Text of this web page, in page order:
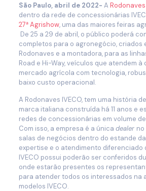
São Paulo, abril de 2022- A Rodonaves
dentro da rede de concessionárias
27ᵃ Agrishow, uma das maiores feiras
De 25 a 29 de abril, o público poderá
completos para o agronegócio, criados
Rodonaves e a montadora, para as
Road e Hi-Way, veículos que atendem à
mercado agrícola com tecnologia,
baixo custo operacional.
A Rodonaves IVECO, tem uma história
marca italiana construída há 11 anos e
redes de concessionárias em volume
Com isso, a empresa é a única dealer
salas de negócios dentro do estande
expertise e o atendimento diferenciado
IVECO possui poderão ser conferidos
onde estarão presentes os
para atender todos os interessados na
modelos IVECO.